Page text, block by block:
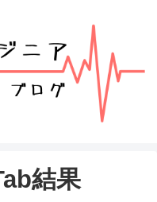
結果